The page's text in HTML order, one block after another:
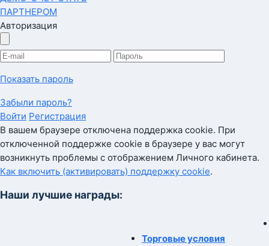
ПАРТНЕРОМ
Авторизация
Показать пароль
Забыли пароль?
Войти Регистрация
В вашем браузере отключена поддержка cookie. При
отключенной поддержке cookie в браузере у вас могут
возникнуть проблемы с отображением Личного кабинета.
Как включить (активировать) поддержку cookie.
Наши лучшие награды:
Торговые условия